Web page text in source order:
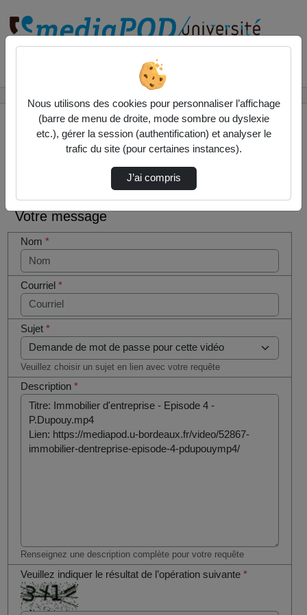
Contactez nous
Votre message
Nom*
Courriel*
Sujet*
Veuillez choisir un sujet en lien avec votre requête
Description*
Renseignez une description complète pour votre requête
Veuillez indiquer le résultat de l’opération suivante*
êtes un
humain en
métal
(obligatoire)
Nous utilisons des cookies pour personnaliser l’affichage
(barre de menu de droite, mode sombre ou dyslexie
etc.), gérer la session (authentification) et analyser le
trafic du site (pour certaines instances).
J’ai compris